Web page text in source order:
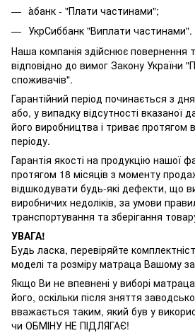
àбанк - "Плати частинами";
УкрСиббанк "Виплати частинами".
Наша компанія здійснює повернення
відповідно до вимог Закону України
споживачів".
Гарантійний період починається з
або, у випадку відсутності вказаної
його виробництва і триває протягом
періоду.
Гарантія якості на продукцію нашої
протягом 18 місяців з моменту
відшкодувати будь-які дефекти, що
виробничих недоліків, за умови
транспортування та зберігання
УВАГА!
Будь ласка, перевіряйте
моделі та розміру матраца Вашому
Якщо Ви не впевнені у виборі
його, оскільки після зняття
вважається таким, який був у
чи ОБМІНУ НЕ ПІДЛЯГАЄ!